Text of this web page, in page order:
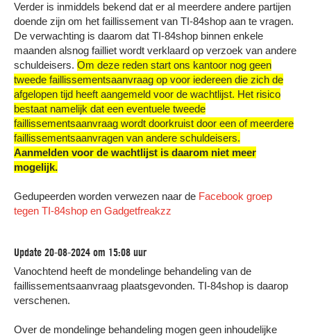
Verder is inmiddels bekend dat er al meerdere andere partijen
doende zijn om het faillissement van TI-84shop aan te vragen.
De verwachting is daarom dat TI-84shop binnen enkele
maanden alsnog failliet wordt verklaard op verzoek van andere
schuldeisers. Om deze reden start ons kantoor nog geen
tweede faillissementsaanvraag op voor iedereen die zich de
afgelopen tijd heeft aangemeld voor de wachtlijst. Het risico
bestaat namelijk dat een eventuele tweede
faillissementsaanvraag wordt doorkruist door een of meerdere
faillissementsaanvragen van andere schuldeisers.
Aanmelden voor de wachtlijst is daarom niet meer
mogelijk.
Gedupeerden worden verwezen naar de Facebook groep
tegen TI-84shop en Gadgetfreakzz
Update 20-08-2024 om 15:08 uur
Vanochtend heeft de mondelinge behandeling van de
faillissementsaanvraag plaatsgevonden. TI-84shop is daarop
verschenen.
Over de mondelinge behandeling mogen geen inhoudelijke